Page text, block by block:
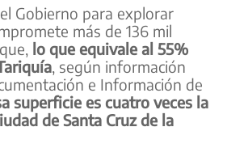
Gobierno para explorar
más de 136 mil
lo que equivale al 55%
, según información
e Información de
superficie es cuatro veces la
de Santa Cruz de la